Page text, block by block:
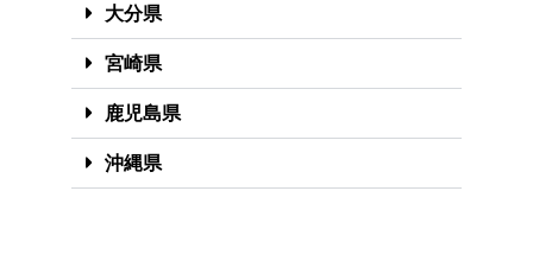
大分県
宮崎県
鹿児島県
沖縄県